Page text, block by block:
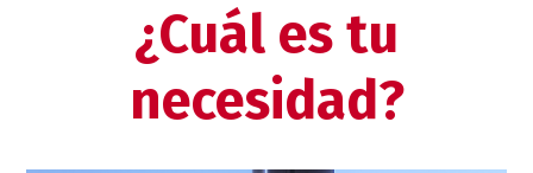
¿Cuál es tu
necesidad?